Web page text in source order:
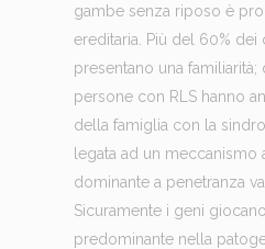
gambe senza riposo è
ereditaria. Più del 60% dei
presentano una
persone con RLS hanno
della famiglia con la
legata ad un meccanismo
dominante a penetranza
Sicuramente i geni
predominante nella